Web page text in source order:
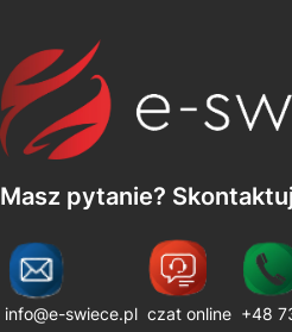
Masz pytanie?
info@e-swiece.pl czat online +48